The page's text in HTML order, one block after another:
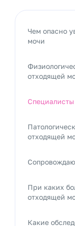
Чем опасно
мочи
отходящей
Специалисты
отходящей
При каких
отходящей
Какие